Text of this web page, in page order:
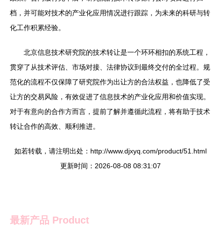
档，并可能对技术的产业化应用情况进行跟踪，为未来的科研与转
化工作积累经验。
北京信息技术研究院的技术转让是一个环环相扣的系统工程，
贯穿了从技术评估、市场对接、法律协议到最终交付的全过程。规
范化的流程不仅保障了研究院作为出让方的合法权益，也降低了受
让方的交易风险，有效促进了信息技术的产业化应用和价值实现。
对于有意向的合作方而言，提前了解并遵循此流程，将有助于技术
转让合作的高效、顺利推进。
如若转载，请注明出处：http://www.djxyq.com/product/51.html
更新时间：2026-08-08 08:31:07
最新产品 Product